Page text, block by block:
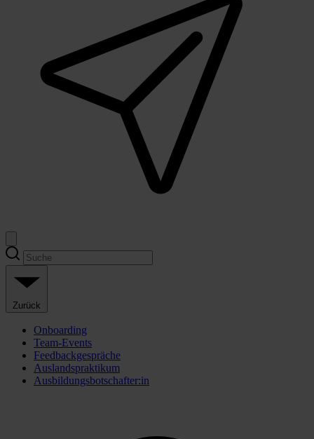
Zurück
Onboarding
Team-Events
Feedbackgespräche
Auslandspraktikum
Ausbildungsbotschafter:in